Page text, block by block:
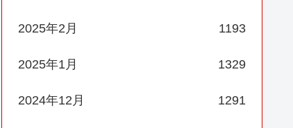
2025年2月 1193
2025年1月 1329
2024年12月 1291